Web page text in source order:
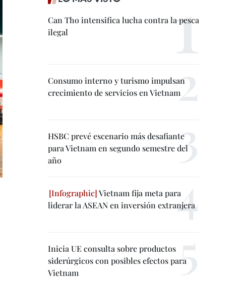
Can Tho intensifica lucha contra la pesca
ilegal
Consumo interno y turismo impulsan
crecimiento de servicios en Vietnam
HSBC prevé escenario más desafiante
para Vietnam en segundo semestre del
año
Vietnam fija meta para
liderar la ASEAN en inversión extranjera
Inicia UE consulta sobre productos
siderúrgicos con posibles efectos para
Vietnam